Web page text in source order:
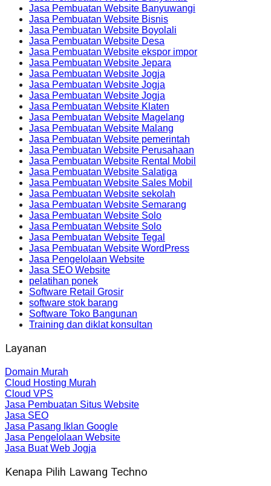
Jasa Pembuatan Website Banyuwangi
Jasa Pembuatan Website Bisnis
Jasa Pembuatan Website Boyolali
Jasa Pembuatan Website Desa
Jasa Pembuatan Website ekspor impor
Jasa Pembuatan Website Jepara
Jasa Pembuatan Website Jogja
Jasa Pembuatan Website Jogja
Jasa Pembuatan Website Jogja
Jasa Pembuatan Website Klaten
Jasa Pembuatan Website Magelang
Jasa Pembuatan Website Malang
Jasa Pembuatan Website pemerintah
Jasa Pembuatan Website Perusahaan
Jasa Pembuatan Website Rental Mobil
Jasa Pembuatan Website Salatiga
Jasa Pembuatan Website Sales Mobil
Jasa Pembuatan Website sekolah
Jasa Pembuatan Website Semarang
Jasa Pembuatan Website Solo
Jasa Pembuatan Website Solo
Jasa Pembuatan Website Tegal
Jasa Pembuatan Website WordPress
Jasa Pengelolaan Website
Jasa SEO Website
pelatihan ponek
Software Retail Grosir
software stok barang
Software Toko Bangunan
Training dan diklat konsultan
Layanan
Domain Murah
Cloud Hosting Murah
Cloud VPS
Jasa Pembuatan Situs Website
Jasa SEO
Jasa Pasang Iklan Google
Jasa Pengelolaan Website
Jasa Buat Web Jogja
Kenapa Pilih Lawang Techno